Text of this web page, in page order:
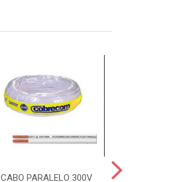
CABO PARALELO 300V